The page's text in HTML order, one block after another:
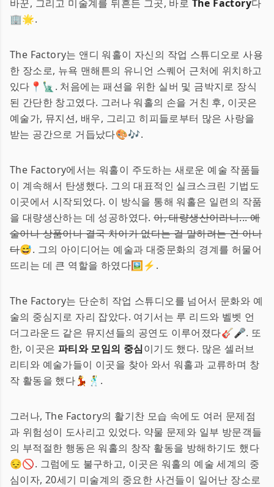
바꾼, 그리고 미술계를 뒤흔든 그곳, 바로 The Factory다
🏢🌟.
The Factory는 앤디 워홀이 자신의 작업 스튜디오로 사용
한 장소로, 뉴욕 맨해튼의 유니언 스퀘어 근처에 위치하고
있다📍🗽. 처음에는 패션을 위한 실버 및 금박지로 장식
된 간단한 창고였다. 그러나 워홀의 손을 거친 후, 이곳은
예술가, 뮤지션, 배우, 그리고 히피들로부터 많은 사랑을
받는 공간으로 거듭났다🎨🎶.
The Factory에서는 워홀이 주도하는 새로운 예술 작품들
이 계속해서 탄생했다. 그의 대표적인 실크스크린 기법도
이곳에서 시작되었다. 이 방식을 통해 워홀은 일련의 작품
을 대량생산하는 데 성공하였다.아, 대량생산이라니... 예
술이나 상품이나 결국 차이가 없다는 걸 말하려는 건 아니
다😅. 그의 아이디어는 예술과 대중문화의 경계를 허물어
뜨리는 데 큰 역할을 하였다🖼️⚡.
The Factory는 단순히 작업 스튜디오를 넘어서 문화와 예
술의 중심지로 자리 잡았다. 여기서는 루 리드와 벨벳 언
더그라운드 같은 뮤지션들의 공연도 이루어졌다🎸🎤. 또
한, 이곳은 파티와 모임의 중심이기도 했다. 많은 셀러브
리티와 예술가들이 이곳을 찾아 와서 워홀과 교류하며 창
작 활동을 했다💃🕺.
그러나, The Factory의 활기찬 모습 속에도 여러 문제점
과 위험성이 도사리고 있었다. 약물 문제와 일부 방문객들
의 부적절한 행동은 워홀의 창작 활동을 방해하기도 했다
😔🚫. 그럼에도 불구하고, 이곳은 워홀의 예술 세계의 중
심이자, 20세기 미술계의 중요한 사건들이 일어난 장소로